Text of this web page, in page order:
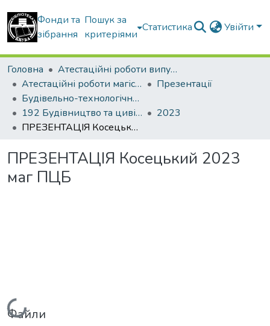
Фонди та
зібрання
Пошук за
критеріями
Статистика Увійти
Головна
Атестаційні роботи випускників
Атестаційні роботи магістрів
Презентації
Будівельно-технологічний факультет
192 Будівництво та цивільна інженерія. Технології будівельних конструкцій, виробів і матеріалів
2023
ПРЕЗЕНТАЦІЯ Косецький 2023 маг ПЦБ
ПРЕЗЕНТАЦІЯ Косецький 2023
маг ПЦБ
Вантажиться...
Файли